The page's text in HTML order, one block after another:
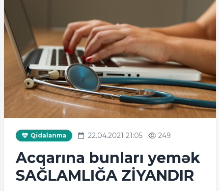
Qidalanma 22.04.2021 21:05 249
Acqarına bunları yemək
SAĞLAMLIĞA ZİYANDIR